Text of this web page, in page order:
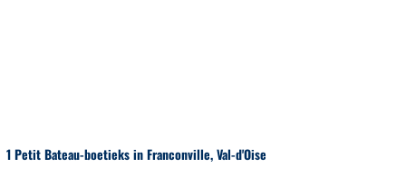
1 Petit Bateau-boetieks in Franconville, Val-d'Oise